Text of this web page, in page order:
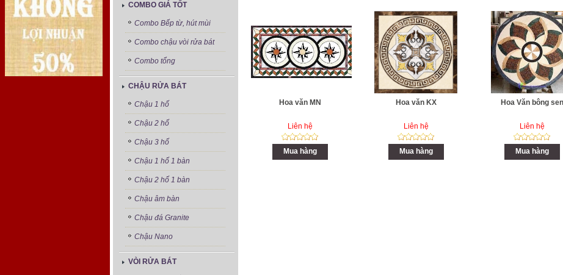
COMBO GIÁ TỐT
Combo Bếp từ, hút mùi
Combo chậu vòi rửa bát
Combo tổng
CHẬU RỬA BÁT
Chậu 1 hố
Chậu 2 hố
Chậu 3 hố
Chậu 1 hố 1 bàn
Chậu 2 hố 1 bàn
Chậu âm bàn
Chậu đá Granite
Chậu Nano
VÒI RỬA BÁT
Hoa văn MN
Liên hệ
Mua hàng
Hoa văn KX
Liên hệ
Mua hàng
Hoa Văn bông sen
Liên hệ
Mua hàng